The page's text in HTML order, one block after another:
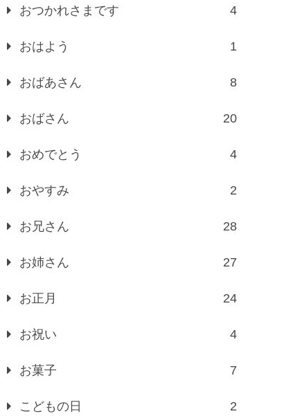
おつかれさまです 4
おはよう 1
おばあさん 8
おばさん 20
おめでとう 4
おやすみ 2
お兄さん 28
お姉さん 27
お正月 24
お祝い 4
お菓子 7
こどもの日 2